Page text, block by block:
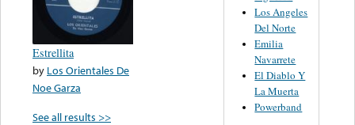
Estrellita
by Los Orientales De
Noe Garza
See all results >>
Los Angeles
Del Norte
Emilia
Navarrete
El Diablo Y
La Muerta
Powerband